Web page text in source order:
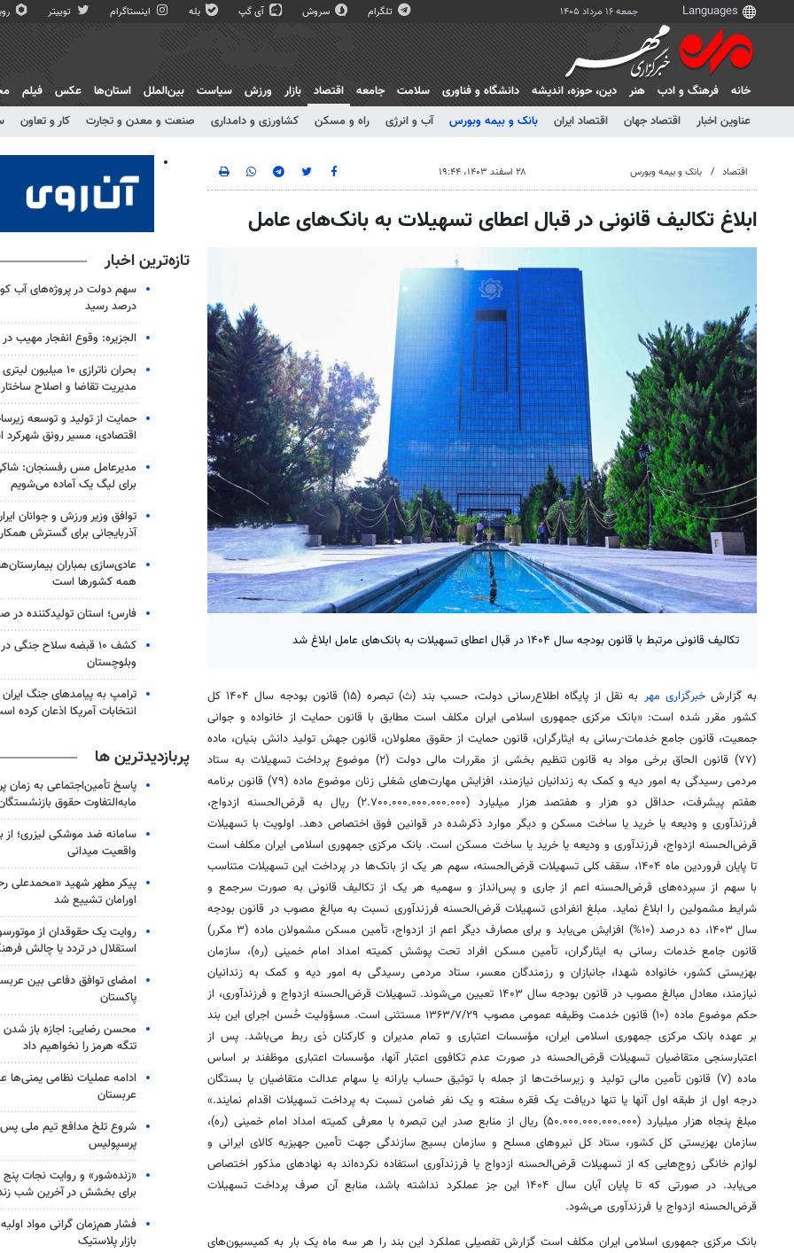
جمعه ۱۶ مرداد ۱۴۰۵ تلگرام سروش آی گپ بله اینستاگرام توییتر
خانه فرهنگ و ادب هنر دين، حوزه، انديشه دانشگاه و فناوری سلامت جامعه
اقتصاد
عناوین اخبار
اقتصاد جهان اقتصاد ایران بانک و بیمه وبورس آب و انرژی راه و مسکن کشاورزی و دامداری صنعت و معدن و تجارت کار و تعاون
بازار ورزش سیاست بین‌الملل استان‌ها عکس فیلم
اقتصاد بانک و بیمه وبورس ۲۸ اسفند ۱۴۰۳، ۱۹:۴۴
ابلاغ تکالیف قانونی در قبال اعطای تسهیلات به بانک‌های عامل
تکالیف قانونی مرتبط با قانون بودجه سال ۱۴۰۴ در قبال اعطای تسهیلات به بانک‌های عامل ابلاغ شد
به گزارشخبرگزاری مهر به نقل از پایگاه اطلاع‌رسانی دولت، حسب بند (ث)
تبصره (۱۵) قانون بودجه سال ۱۴۰۴ کل
کشور مقرر شده است: «بانک مرکزی جمهوری اسلامی ایران مکلف است مطابق با قانون حمایت از خانواده و جوانی
جمعیت، قانون جامع خدمات-رسانی به ایثارگران، قانون حمایت از حقوق معلولان، قانون جهش تولید دانش بنیان، ماده
(۷۷) قانون الحاق برخی مواد به قانون تنظیم بخشی از مقررات مالی دولت (۲) موضوع پرداخت تسهیلات به ستاد
مردمی رسیدگی به امور دیه و کمک به زندانیان نیازمند، افزایش مهارت‌های شغلی زنان موضوع ماده (۷۹) قانون برنامه
هفتم پیشرفت، حداقل دو هزار و هفتصد هزار میلیارد (۲.۷۰۰.۰۰۰.۰۰۰.۰۰۰.۰۰۰) ریال به قرض‌الحسنه ازدواج،
فرزندآوری و ودیعه یا خرید یا ساخت مسکن و دیگر موارد ذکرشده در قوانین فوق اختصاص دهد. اولویت با تسهیلات
قرض‌الحسنه ازدواج،فرزندآوری و ودیعه یا خرید یا ساخت مسکن است. بانک مرکزی جمهوری اسلامی ایران مکلف است
تا پایان فروردین ماه ۱۴۰۴، سقف کلی تسهیلات قرض‌الحسنه، سهم هر یک از بانک‌ها در پرداخت این تسهیلات متناسب
با سهم از سپرده‌های قرض‌الحسنه اعم از جاری و پس‌انداز و سهمیه هر یک از تکالیف قانونی به صورت سرجمع و
شرایط مشمولین را ابلاغ نماید. مبلغ انفرادی تسهیلات قرض‌الحسنهفرزندآوری نسبت به مبالغ مصوب در قانون بودجه
سال ۱۴۰۳، ده درصد (۱۰%) افزایش می‌یابد و برای مصارف دیگر اعم از ازدواج، تأمین مسکن مشمولان ماده (۳ مکرر)
قانون جامع خدمات رسانی به ایثارگران، تأمین مسکن افراد تحت پوشش کمیته امداد امام خمینی (ره)، سازمان
بهزیستی کشور، خانواده شهدا، جانبازان و رزمندگان معسر، ستاد مردمی رسیدگی به امور دیه و کمک به زندانیان
نیازمند، معادل مبالغ مصوب در قانون بودجه سال ۱۴۰۳ تعیین می‌شوند. تسهیلات قرض‌الحسنه ازدواج و
فرزندآوری، از
حکم موضوع ماده (۱۰) قانون خدمت وظیفه عمومی مصوب ۲۹‏/۷‏/۱۳۶۳ مستثنی است. مسؤولیت حُسن اجرای این بند
بر عهده بانک مرکزی جمهوری اسلامی ایران، مؤسسات اعتباری و تمام مدیران و کارکنانذی ربط می‌باشد. پس از
اعتبارسنجی متقاضیان تسهیلات قرض‌الحسنه در صورت عدمتکافوی اعتبار آنها، مؤسسات اعتباری موظفند بر اساس
ماده (۷) قانون تأمین مالی تولید و زیرساخت‌ها از جمله با
توثیقحساب یارانه یا سهام عدالت متقاضیان یا بستگان
درجه اول از طبقه اول آنها یا تنها دریافت یک فقره سفته و یک نفر ضامن نسبت به پرداخت تسهیلات اقدام نمایند.‬»
مبلغ پنجاه هزار میلیارد (۵۰.۰۰۰.۰۰۰.۰۰۰.۰۰۰) ریال از منابع صدر این تبصره با معرفی کمیته امداد امام خمینی (ره)،
سازمان بهزیستی کل کشور، ستاد کل نیروهای مسلح و سازمان بسیج سازندگی جهت تأمین جهیزیه کالای ایرانی و
لوازم خانگی زوج‌هایی که از تسهیلات قرض‌الحسنه ازدواج یا فرزندآوریاستفاده نکرده‌اند به نهادهای مذکور اختصاص
می‌یابد. در صورتی که تا پایان آبان سال ۱۴۰۴ این جز عملکرد نداشته باشد، منابع آن صرف پرداخت تسهیلات
قرض‌الحسنه ازدواج یا فرزندآوری می‌شود.
بانک مرکزی جمهوری اسلامی ایران مکلف است گزارش تفصیلی عملکرد این بند را هر سه ماه یک بار به کمیسیون‌های
تازه‌ترین اخبار
درصد رسید
الجزیره: وقوع انفجار مهیب
بحران ناترازی ۱۰
مدیریت تقاضا و اصلاح ساختار
حمایت از تولید و توسعه
اقتصادی، مسیر رونق
مدیرعامل مس رفسنجان:
برای لیگ یک آماده می‌شویم
توافق وزیر ورزش و جوانان
آذربایجانی برای گسترش
عادی‌سازی بمباران
همه کشورها است
فارس؛ استان تولیدکننده در
کشف ۱۰ قبضه سلاح
وبلوچستان
ترامپ به پیامدهای جنگ ایران
انتخابات آمریکا اذعان کرده
پربازدیدترین ها
پاسخ تأمین‌اجتماعی به زمان
مابه‌التفاوت حقوق
سامانه ضد موشکی لیزری؛ از
واقعیت میدانی
پیکر مطهر شهید «محمدعلی
اورامان تشییع شد
روایت یک حقوقدان از
استقلال در تردد یا چالش
امضای توافق دفاعی بین
پاکستان
محسن رضایی: اجازه باز
تنگه هرمز را نخواهیم داد
ادامه عملیات نظامی یمنی‌ها
عربستان
شروع تلخ مدافع تیم ملی پس
پرسپولیس
«زنده‌شور» و روایت نجات
برای بخشش در آخرین شب
فشار هم‌زمان گرانی مواد
بازار پلاستیک